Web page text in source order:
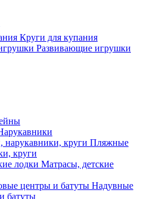
Круги для купания
Развивающие игрушки
Пляжные
круги
Матрасы, детские
Надувные
батуты